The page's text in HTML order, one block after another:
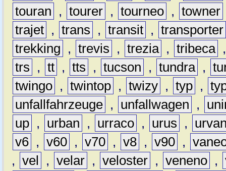
touran
, tourer , tourneo , towner
trajet , trans , transit , transporter
trekking
, trevis , trezia , tribeca
trs
, tt , tts , tucson , tundra ,
twingo , twintop , twizy , typ ,
unfallfahrzeuge , unfallwagen ,
up , urban , urraco , urus ,
v6 , v60 , v70 , v8 , v90 ,
, vel , velar , veloster , veneno ,